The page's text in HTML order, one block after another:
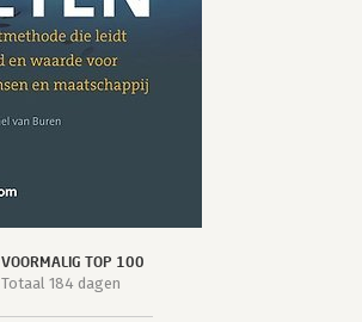
VOORMALIG TOP 100
Totaal 184 dagen